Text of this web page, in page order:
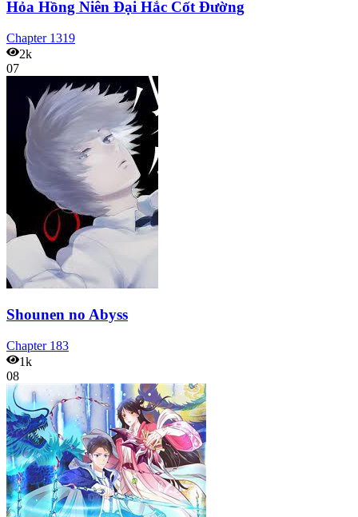
Hỏa Hồng Niên Đại Hắc Cốt Đường
Chapter 1319
2k
07
Shounen no Abyss
Chapter 183
1k
08